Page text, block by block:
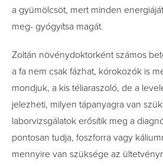
a gyümölcsöt, mert minden
meg- gyógyítsa magát.
Zoltán növénydoktorként számos
a fa nem csak fázhat, kórokozók is
mondjuk, a kis téliaraszoló, de a
jelezheti, milyen tápanyagra van
laborvizsgálatok erősítik meg a
pontosan tudja, foszforra vagy
mennyire van szüksége az